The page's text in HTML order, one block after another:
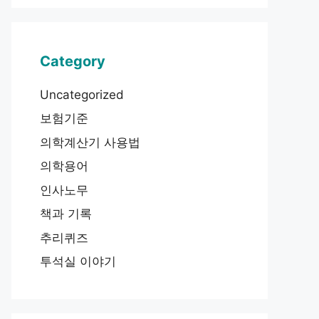
Category
Uncategorized
보험기준
의학계산기 사용법
의학용어
인사노무
책과 기록
추리퀴즈
투석실 이야기